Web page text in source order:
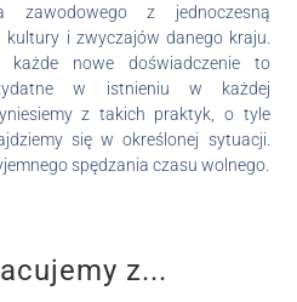
zawodowego z jednoczesną
i zwyczajów danego kraju.
nowe doświadczenie to
w istnieniu w każdej
z takich praktyk, o tyle
się w określonej sytuacji.
spędzania czasu wolnego.
z...